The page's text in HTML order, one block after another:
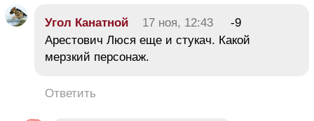
Угол Канатной 17 ноя, 12:43
-9
Арестович Люся еще и стукач. Какой
мерзкий персонаж.
Ответить